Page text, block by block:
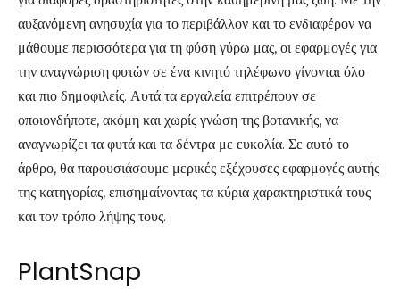
αυξανόμενη ανησυχία για το περιβάλλον και το ενδιαφέρον να
μάθουμε περισσότερα για τη φύση γύρω μας, οι εφαρμογές για
την αναγνώριση φυτών σε ένα κινητό τηλέφωνο γίνονται όλο
και πιο δημοφιλείς. Αυτά τα εργαλεία επιτρέπουν σε
οποιονδήποτε, ακόμη και χωρίς γνώση της βοτανικής, να
αναγνωρίζει τα φυτά και τα δέντρα με ευκολία. Σε αυτό το
άρθρο, θα παρουσιάσουμε μερικές εξέχουσες εφαρμογές αυτής
της κατηγορίας, επισημαίνοντας τα κύρια χαρακτηριστικά τους
και τον τρόπο λήψης τους.
PlantSnap